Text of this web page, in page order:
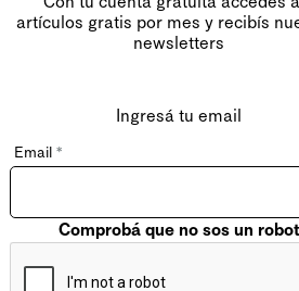
artículos gratis por mes y recibís
newsletters
Ingresá tu email
Email *
Comprobá que no sos un robot